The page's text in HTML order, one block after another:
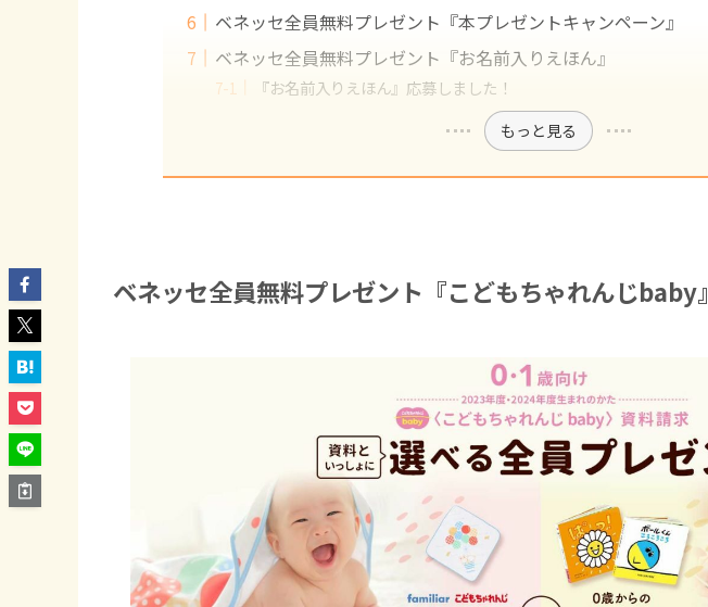
ベネッセ全員無料プレゼント『本プレゼントキャンペーン』
ベネッセ全員無料プレゼント『お名前入りえほん』
『お名前入りえほん』応募しました！
もっと見る
ベネッセ全員無料プレゼント『こどもちゃれんじbaby』